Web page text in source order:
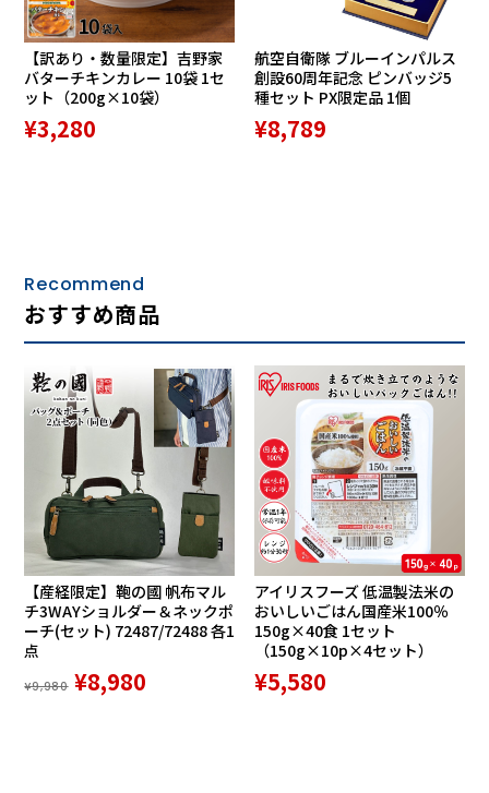
【訳あり・数量限定】吉野家
バターチキンカレー 10袋 1セ
ット（200g×10袋）
¥3,280
航空自衛隊 ブルーインパルス
創設60周年記念 ピンバッジ5
種セット PX限定品 1個
¥8,789
Recommend
おすすめ商品
【産経限定】鞄の國 帆布マル
チ3WAYショルダー＆ネックポ
ーチ(セット) 72487/72488 各1
点
¥9,980 ¥8,980
アイリスフーズ 低温製法米の
おいしいごはん国産米100％
150g×40食 1セット
（150g×10p×4セット）
¥5,580